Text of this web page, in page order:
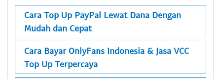
Cara Top Up PayPal Lewat Dana Dengan
Mudah dan Cepat
Cara Bayar OnlyFans Indonesia & Jasa VCC
Top Up Terpercaya